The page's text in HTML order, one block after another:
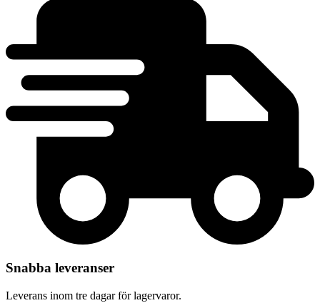
Snabba leveranser
Leverans inom tre dagar för lagervaror.